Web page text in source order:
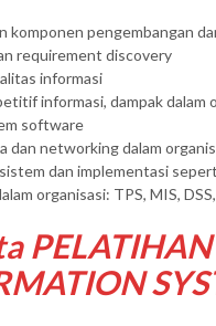
komponen pengembangan
requirement discovery
informasi
informasi, dampak dalam
software
dan networking dalam
dan implementasi
organisasi: TPS, MIS,